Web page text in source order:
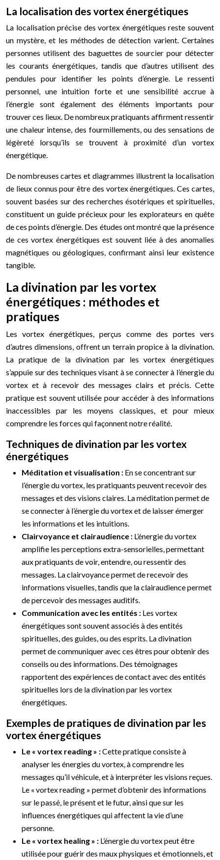
La localisation des vortex énergétiques
La localisation précise des vortex énergétiques reste souvent
un mystère, et les méthodes de détection varient. Certaines
personnes utilisent des baguettes de sourcier pour détecter
les courants énergétiques, tandis que d’autres utilisent des
pendules pour identifier les points d’énergie. Le ressenti
personnel, une intuition forte et une sensibilité accrue à
l’énergie sont également des éléments importants pour
trouver ces lieux. De nombreux pratiquants affirment ressentir
une chaleur intense, des fourmillements, ou des sensations de
légèreté lorsqu’ils se trouvent à proximité d’un vortex
énergétique.
De nombreuses cartes et diagrammes illustrent la localisation
de lieux connus pour être des vortex énergétiques. Ces cartes,
souvent basées sur des recherches ésotériques et spirituelles,
constituent un guide précieux pour les explorateurs en quête
de ces points d’énergie. Des études ont montré que la présence
de ces vortex énergétiques est souvent liée à des anomalies
magnétiques ou géologiques, confirmant ainsi leur existence
tangible.
La divination par les vortex
énergétiques : méthodes et
pratiques
Les vortex énergétiques, perçus comme des portes vers
d’autres dimensions, offrent un terrain propice à la divination.
La pratique de la divination par les vortex énergétiques
s’appuie sur des techniques visant à se connecter à l’énergie du
vortex et à recevoir des messages clairs et précis. Cette
pratique est souvent utilisée pour accéder à des informations
inaccessibles par les moyens classiques, et pour mieux
comprendre les forces qui façonnent notre réalité.
Techniques de divination par les vortex
énergétiques
Méditation et visualisation : En se concentrant sur
l’énergie du vortex, les pratiquants peuvent recevoir des
messages et des visions claires. La méditation permet de
se connecter à l’énergie du vortex et de laisser émerger
les informations et les intuitions.
Clairvoyance et clairaudience : L’énergie du vortex
amplifie les perceptions extra-sensorielles, permettant
aux pratiquants de voir, entendre, ou ressentir des
messages. La clairvoyance permet de recevoir des
informations visuelles, tandis que la clairaudience permet
de percevoir des messages auditifs.
Communication avec les entités : Les vortex
énergétiques sont souvent associés à des entités
spirituelles, des guides, ou des esprits. La divination
permet de communiquer avec ces êtres pour obtenir des
conseils ou des informations. Des témoignages
rapportent des expériences de contact avec des entités
spirituelles lors de la divination par les vortex
énergétiques.
Exemples de pratiques de divination par les
vortex énergétiques
Le « vortex reading » :Cette pratique consiste à
analyser les énergies du vortex, à comprendre les
messages qu’il véhicule, et à interpréter les visions reçues.
Le « vortex reading » permet d’obtenir des informations
sur le passé, le présent et le futur, ainsi que sur les
influences énergétiques qui affectent la vie d’une
personne.
Le « vortex healing » : L’énergie du vortex peut être
utilisée pour guérir des maux physiques et émotionnels, et